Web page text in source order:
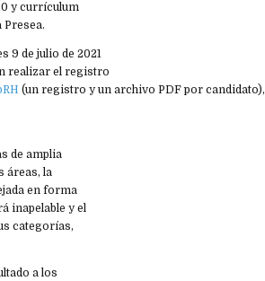
y currículum
Presea.
9 de julio de 2021
realizar el registro
(un registro y un archivo PDF por candidato),
de amplia
áreas, la
en forma
inapelable y el
categorías,
a los